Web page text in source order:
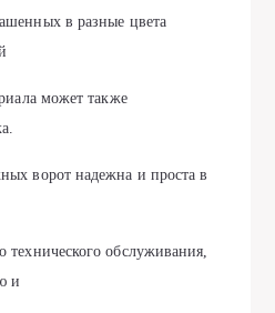
в разные цвета
может также
ворот надежна и проста в
технического обслуживания,
и